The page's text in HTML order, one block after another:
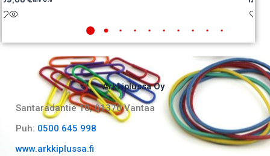
Arkkiplussa Oy
Santaradantie 10, 01370 Vantaa​
Puh: 0500 645 998
www.arkkiplussa.fi